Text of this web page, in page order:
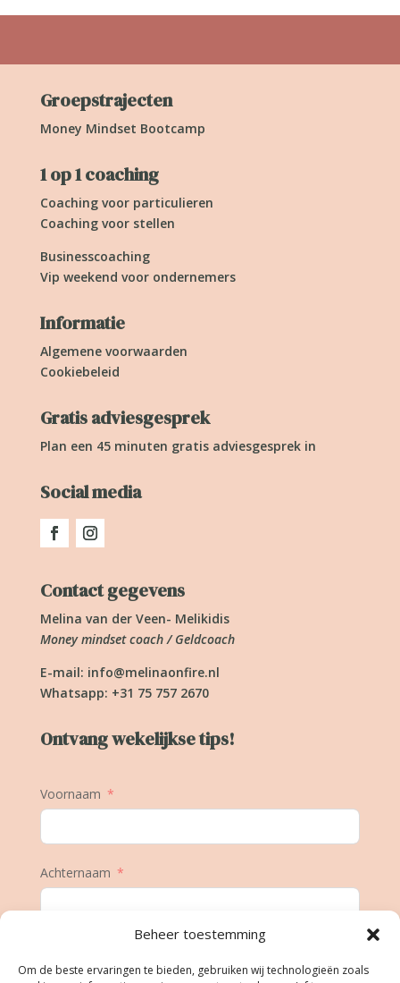
Beheer toestemming
Om de beste ervaringen te bieden, gebruiken wij technologieën zoals
Groepstrajecten
Money Mindset Bootcamp
1 op 1 coaching
Coaching voor particulieren
Coaching voor stellen
Businesscoaching
Vip weekend voor ondernemers
Informatie
Algemene voorwaarden
Cookiebeleid
Gratis adviesgesprek
Plan een 45 minuten gratis adviesgesprek in
Social media
Contact gegevens
Melina van der Veen- Melikidis
Money mindset coach / Geldcoach
E-mail: info@melinaonfire.nl
Whatsapp: +31 75 757 2670
Ontvang wekelijkse tips!
Voornaam
Achternaam